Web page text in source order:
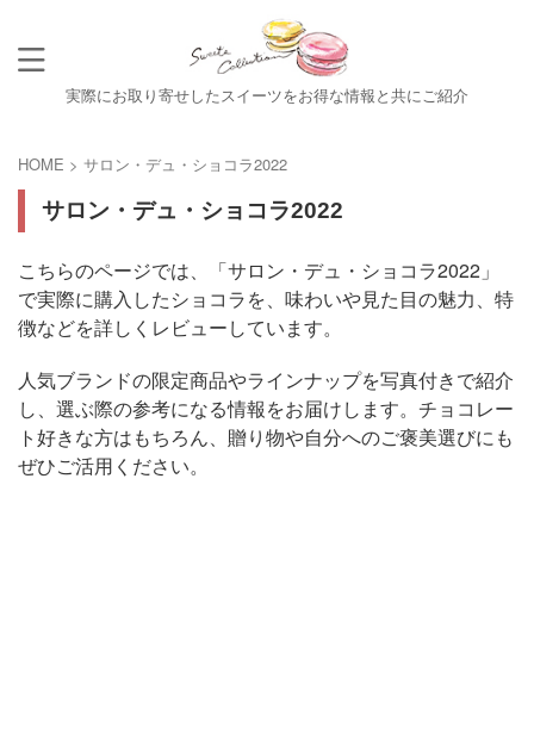
実際にお取り寄せしたスイーツをお得な情報と共にご紹介
HOME > サロン・デュ・ショコラ2022
サロン・デュ・ショコラ2022
こちらのページでは、「サロン・デュ・ショコラ2022」
で実際に購入したショコラを、味わいや見た目の魅力、特
徴などを詳しくレビューしています。
人気ブランドの限定商品やラインナップを写真付きで紹介
し、選ぶ際の参考になる情報をお届けします。チョコレー
ト好きな方はもちろん、贈り物や自分へのご褒美選びにも
ぜひご活用ください。